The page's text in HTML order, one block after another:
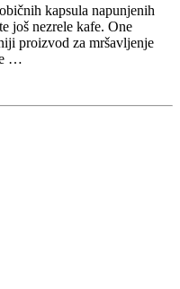
kapsula napunjenih
još nezrele kafe. One
proizvod za mršavljenje
…